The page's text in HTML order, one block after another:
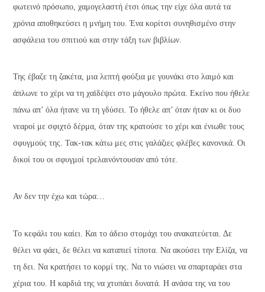
φωτεινό πρόσωπο, χαμογελαστή έτσι όπως την είχε όλα αυτά τα
χρόνια αποθηκεύσει η μνήμη του. Ένα κορίτσι συνηθισμένο στην
ασφάλεια του σπιτιού και στην τάξη των βιβλίων.
Της έβαζε τη ζακέτα, μια λεπτή φούξια με γουνάκι στο λαιμό και
άπλωνε το χέρι να τη χαϊδέψει στο μάγουλο πρώτα. Εκείνο που ήθελε
πάνω απ’ όλα ήτανε να τη γδύσει. Το ήθελε απ’ όταν ήταν κι οι δυο
νεαροί με σφιχτό δέρμα, όταν της κρατούσε το χέρι και ένιωθε τους
σφυγμούς της. Τακ-τακ κάτω μες στις γαλάζιες φλέβες κανονικά. Οι
δικοί του οι σφυγμοί τρελαινόντουσαν από τότε.
Αν δεν την έχω και τώρα…
Το κεφάλι του καίει. Και το άδειο στομάχι του ανακατεύεται. Δε
θέλει να φάει, δε θέλει να καταπιεί τίποτα. Να ακούσει την Ελίζα, να
τη δει. Να κρατήσει το κορμί της. Να το νιώσει να σπαρταράει στα
χέρια του. Η καρδιά της να χτυπάει δυνατά. Η ανάσα της να του